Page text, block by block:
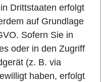
Drittstaaten erfolgt
auf Grundlage
Sofern Sie in
oder in den Zugriff
(z. B. via
haben, erfolgt